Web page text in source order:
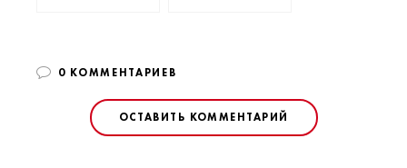
0 КОММЕНТАРИЕВ
ОСТАВИТЬ КОММЕНТАРИЙ